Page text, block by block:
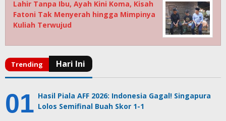
Lahir Tanpa Ibu, Ayah Kini Koma, Kisah
Fatoni Tak Menyerah hingga Mimpinya
Kuliah Terwujud
Hasil Piala AFF 2026: Indonesia Gagal! Singapura
Lolos Semifinal Buah Skor 1-1